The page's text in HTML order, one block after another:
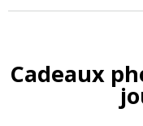
Cadeaux